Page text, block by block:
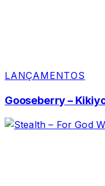
LANÇAMENTOS
Gooseberry –